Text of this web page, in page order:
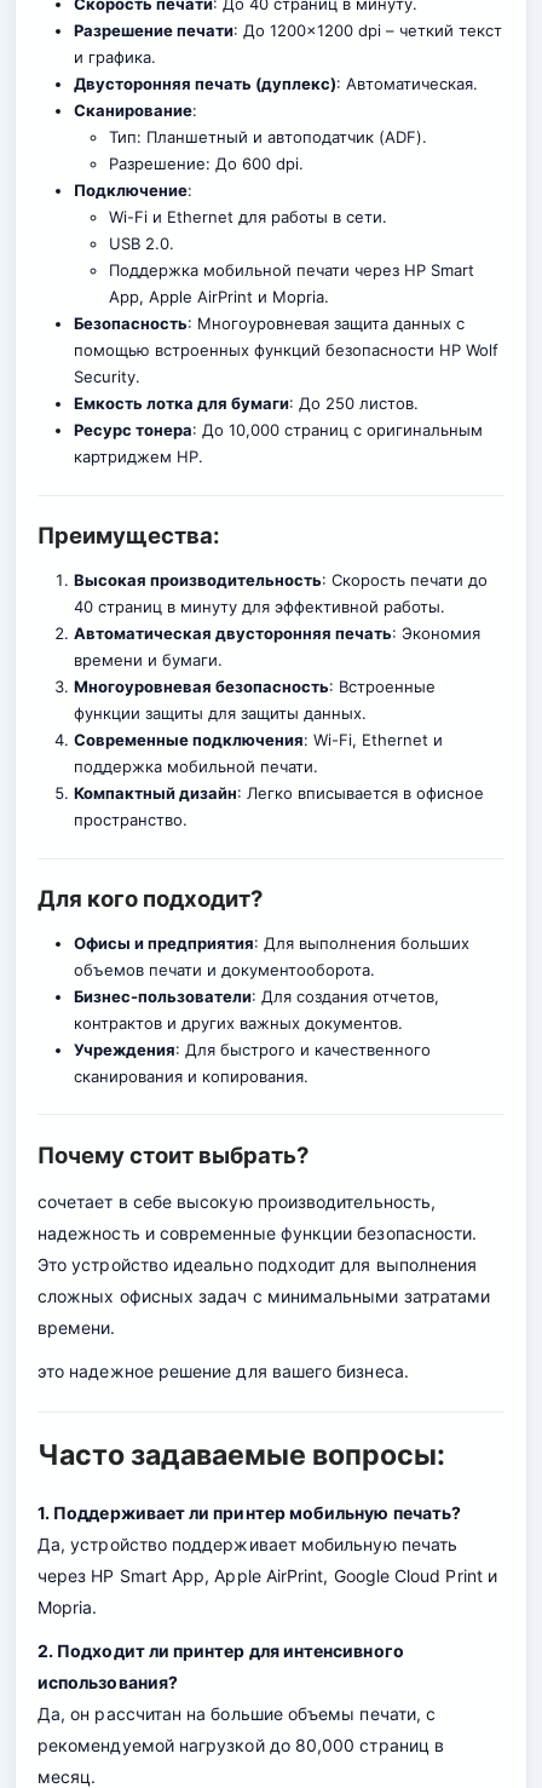
Скорость печати: До 40 страниц в минуту.
Разрешение печати: До 1200×1200 dpi – четкий текст
и графика.
Двусторонняя печать (дуплекс): Автоматическая.
Сканирование:
Тип: Планшетный и автоподатчик (ADF).
Разрешение: До 600 dpi.
Подключение:
Wi-Fi и Ethernet для работы в сети.
USB 2.0.
Поддержка мобильной печати через HP Smart
App, Apple AirPrint и Mopria.
Безопасность: Многоуровневая защита данных с
помощью встроенных функций безопасности HP Wolf
Security.
Емкость лотка для бумаги: До 250 листов.
Ресурс тонера: До 10,000 страниц с оригинальным
картриджем HP.
Преимущества:
Высокая производительность: Скорость печати до
40 страниц в минуту для эффективной работы.
Автоматическая двусторонняя печать: Экономия
времени и бумаги.
Многоуровневая безопасность: Встроенные
функции защиты для защиты данных.
Современные подключения: Wi-Fi, Ethernet и
поддержка мобильной печати.
Компактный дизайн: Легко вписывается в офисное
пространство.
Для кого подходит?
Офисы и предприятия: Для выполнения больших
объемов печати и документооборота.
Бизнес-пользователи: Для создания отчетов,
контрактов и других важных документов.
Учреждения: Для быстрого и качественного
сканирования и копирования.
Почему стоит выбрать?
сочетает в себе высокую производительность,
надежность и современные функции безопасности.
Это устройство идеально подходит для выполнения
сложных офисных задач с минимальными затратами
времени.
это надежное решение для вашего бизнеса.
Часто задаваемые вопросы:
1. Поддерживает ли принтер мобильную печать?
Да, устройство поддерживает мобильную печать
через HP Smart App, Apple AirPrint, Google Cloud Print и
Mopria.
2. Подходит ли принтер для интенсивного
использования?
Да, он рассчитан на большие объемы печати, с
рекомендуемой нагрузкой до 80,000 страниц в
месяц.